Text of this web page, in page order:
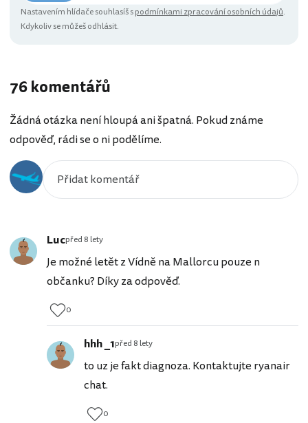
Nastavením hlídače souhlasíš spodmínkami zpracování osobních údajů.
Kdykoliv se můžeš odhlásit.
76 komentářů
Žádná otázka není hloupá ani špatná. Pokud známe
odpověď, rádi se o ni podělíme.
Lucpřed 8 lety
Je možné letět z Vídně na Mallorcu pouze n
občanku? Díky za odpověď.
0
hhh _1před 8 lety
to uz je fakt diagnoza. Kontaktujte ryanair
chat.
0